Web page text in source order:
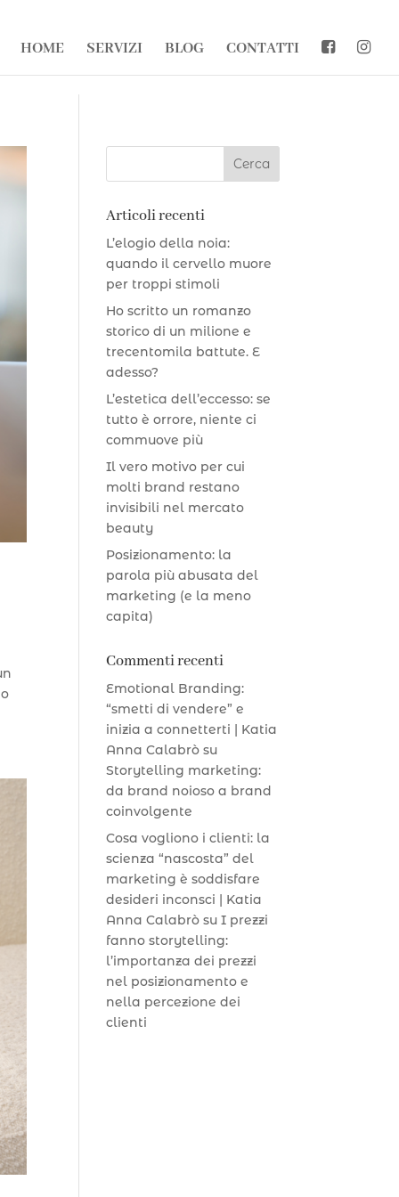
HOME SERVIZI BLOG CONTATTI
Articoli recenti
L’elogio della noia:
quando il cervello muore
per troppi stimoli
Ho scritto un romanzo
storico di un milione e
trecentomila battute. E
adesso?
L’estetica dell’eccesso: se
tutto è orrore, niente ci
commuove più
Il vero motivo per cui
molti brand restano
invisibili nel mercato
beauty
Posizionamento: la
parola più abusata del
marketing (e la meno
capita)
Commenti recenti
Emotional Branding:
“smetti di vendere” e
inizia a connetterti | Katia
Anna Calabrò su
Storytelling marketing:
da brand noioso a brand
coinvolgente
Cosa vogliono i clienti: la
scienza “nascosta” del
marketing è soddisfare
desideri inconsci | Katia
Anna Calabrò suI prezzi
fanno storytelling:
l’importanza dei prezzi
nel posizionamento e
nella percezione dei
clienti